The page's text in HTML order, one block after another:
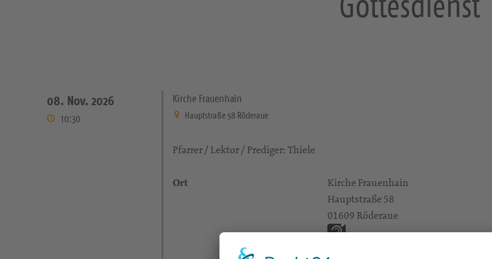
08. Nov. 2026
10:30
Kirche Frauenhain
Hauptstraße 58 Röderaue
Pfarrer / Lektor / Prediger: Thiele
Ort
Kirche Frauenhain
Hauptstraße 58
01609 Röderaue